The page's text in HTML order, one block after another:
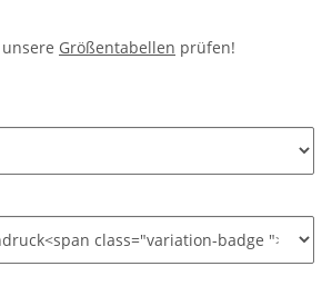
Größentabellen prüfen!